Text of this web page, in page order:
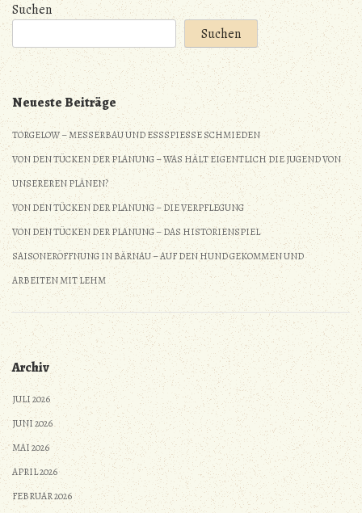
Suchen
Suchen
Neueste Beiträge
TORGELOW – MESSERBAU UND ESSSPIESSE SCHMIEDEN
VON DEN TÜCKEN DER PLANUNG – WAS HÄLT EIGENTLICH DIE JUGEND VON
UNSEREREN PLÄNEN?
VON DEN TÜCKEN DER PLANUNG – DIE VERPFLEGUNG
VON DEN TÜCKEN DER PLANUNG – DAS HISTORIENSPIEL
SAISONERÖFFNUNG IN BÄRNAU – AUF DEN HUND GEKOMMEN UND
ARBEITEN MIT LEHM
Archiv
JULI 2026
JUNI 2026
MAI 2026
APRIL 2026
FEBRUAR 2026